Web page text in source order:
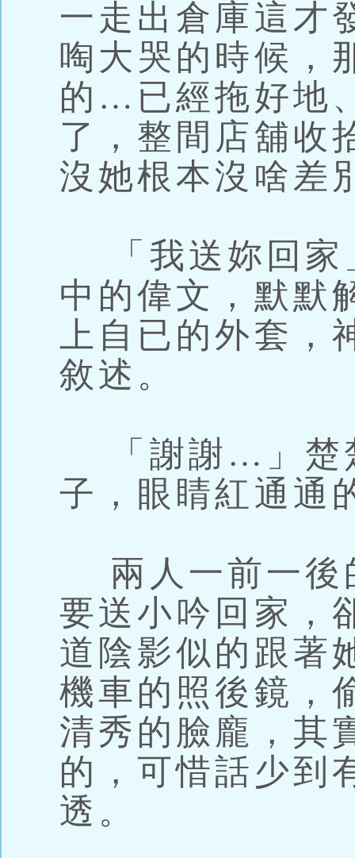
一走出倉庫這才
啕大哭的時候，
的…已經拖好地
了，整間店舖收
沒她根本沒啥差
「我送妳回家
中的偉文，默默
上自已的外套
敘述。
「謝謝…」楚
子，眼睛紅通通
兩人一前一後
要送小吟回家，
道陰影似的跟著
機車的照後鏡，
清秀的臉龐，其
的，可惜話少到
透。